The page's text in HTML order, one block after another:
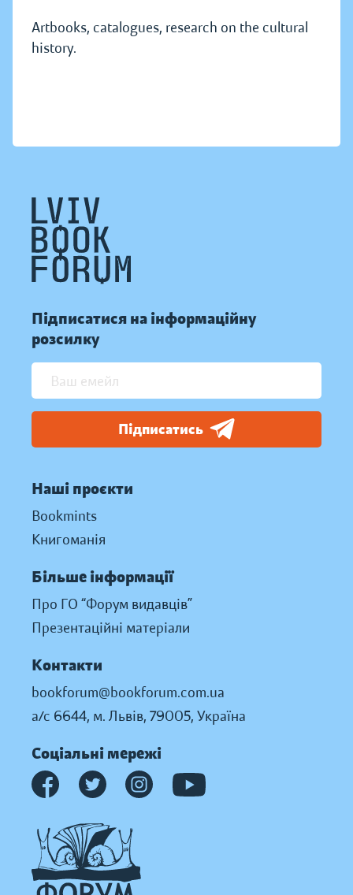
Artbooks, catalogues, research on the cultural
history.
Підписатися на інформаційну
розсилку
Підписатись
Наші проєкти
Bookmints
Книгоманія
Більше інформації
Про ГО “Форум видавців”
Презентаційні матеріали
Контакти
bookforum@bookforum.com.ua
а/с 6644, м. Львів, 79005, Україна
Соціальні мережі